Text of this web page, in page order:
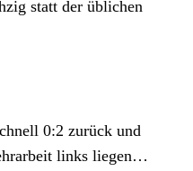
statt der üblichen
0:2 zurück und
links liegen…